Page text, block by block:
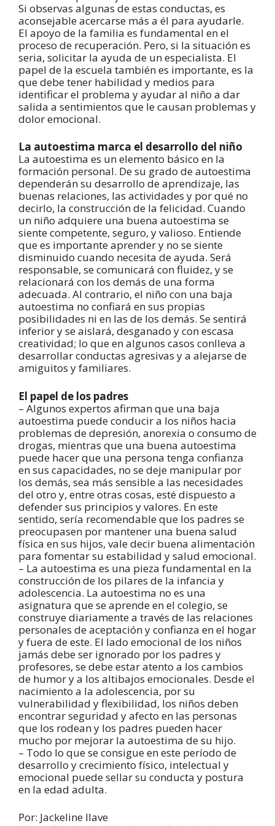
Si observas algunas de estas conductas, es
aconsejable acercarse más a él para ayudarle.
El apoyo de la familia es fundamental en el
proceso de recuperación. Pero, si la situación es
seria, solicitar la ayuda de un especialista. El
papel de la escuela también es importante, es la
que debe tener habilidad y medios para
identificar el problema y ayudar al niño a dar
salida a sentimientos que le causan problemas y
dolor emocional.
La autoestima marca el desarrollo del niño
La autoestima es un elemento básico en la
formación personal. De su grado de autoestima
dependerán su desarrollo de aprendizaje, las
buenas relaciones, las actividades y por qué no
decirlo, la construcción de la felicidad. Cuando
un niño adquiere una buena autoestima se
siente competente, seguro, y valioso. Entiende
que es importante aprender y no se siente
disminuido cuando necesita de ayuda. Será
responsable, se comunicará con fluidez, y se
relacionará con los demás de una forma
adecuada. Al contrario, el niño con una baja
autoestima no confiará en sus propias
posibilidades ni en las de los demás. Se sentirá
inferior y se aislará, desganado y con escasa
creatividad; lo que en algunos casos conlleva a
desarrollar conductas agresivas y a alejarse de
amiguitos y familiares.
El papel de los padres
– Algunos expertos afirman que una baja
autoestima puede conducir a los niños hacia
problemas de depresión, anorexia o consumo de
drogas, mientras que una buena autoestima
puede hacer que una persona tenga confianza
en sus capacidades, no se deje manipular por
los demás, sea más sensible a las necesidades
del otro y, entre otras cosas, esté dispuesto a
defender sus principios y valores. En este
sentido, sería recomendable que los padres se
preocupasen por mantener una buena salud
física en sus hijos, vale decir buena alimentación
para fomentar su estabilidad y salud emocional.
– La autoestima es una pieza fundamental en la
construcción de los pilares de la infancia y
adolescencia. La autoestima no es una
asignatura que se aprende en el colegio, se
construye diariamente a través de las relaciones
personales de aceptación y confianza en el hogar
y fuera de este. El lado emocional de los niños
jamás debe ser ignorado por los padres y
profesores, se debe estar atento a los cambios
de humor y a los altibajos emocionales. Desde el
nacimiento a la adolescencia, por su
vulnerabilidad y flexibilidad, los niños deben
encontrar seguridad y afecto en las personas
que los rodean y los padres pueden hacer
mucho por mejorar la autoestima de su hijo.
– Todo lo que se consigue en este período de
desarrollo y crecimiento físico, intelectual y
emocional puede sellar su conducta y postura
en la edad adulta.
Por: Jackeline Ilave